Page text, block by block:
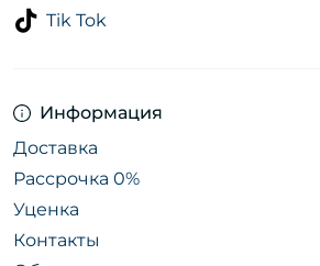
Информация
Доставка
Рассрочка 0%
Уценка
Контакты
Tik Tok